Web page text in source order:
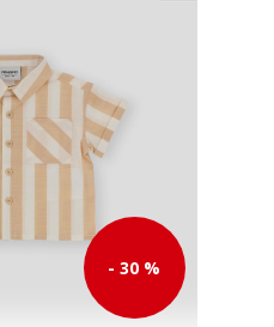
- 30 %